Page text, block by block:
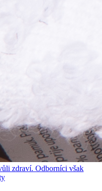
zdraví. Odborníci však